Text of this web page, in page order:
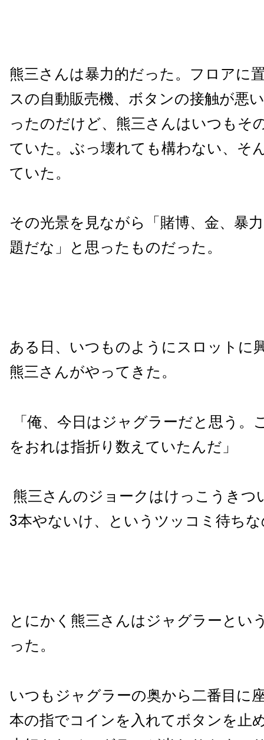
熊三さんは暴力的だった。フロアに
スの自動販売機、ボタンの接触が悪
ったのだけど、熊三さんはいつもそ
ていた。ぶっ壊れても構わない、そ
ていた。
その光景を見ながら「賭博、金、暴
題だな」と思ったものだった。
ある日、いつものようにスロットに
熊三さんがやってきた。
「俺、今日はジャグラーだと思う。
をおれは指折り数えていたんだ」
熊三さんのジョークはけっこうきつ
3本やないけ、というツッコミ待ち
とにかく熊三さんはジャグラーとい
った。
いつもジャグラーの奥から二番目に
本の指でコインを入れてボタンを止